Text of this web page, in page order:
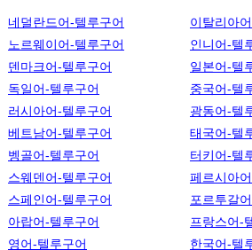
네덜란드어-텔루구어
노르웨이어-텔루구어
덴마크어-텔루구어
독일어-텔루구어
러시아어-텔루구어
베트남어-텔루구어
벵골어-텔루구어
스웨덴어-텔루구어
스페인어-텔루구어
아랍어-텔루구어
영어-텔루구어
이탈리아
인니어-텔
일본어-텔
중국어-텔
광동어-텔
태국어-텔
터키어-텔
페르시아
포르투갈
프랑스어-
한국어-텔